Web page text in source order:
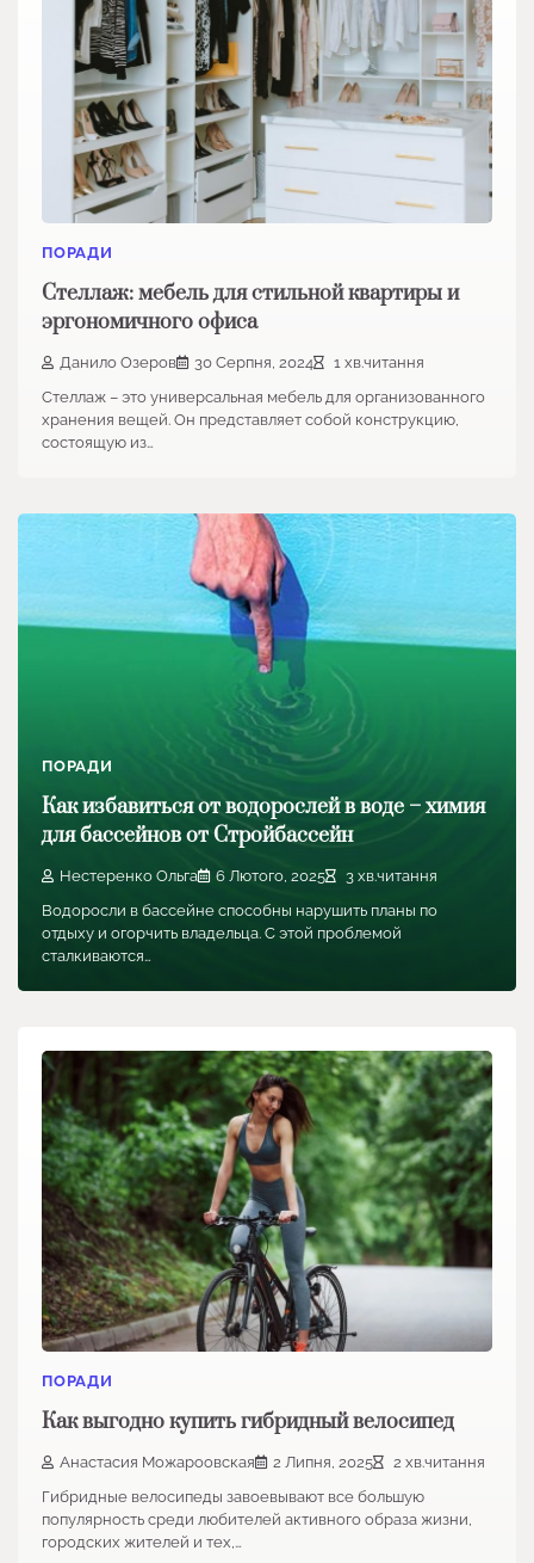
ПОРАДИ
Стеллаж: мебель для стильной квартиры и
эргономичного офиса
Данило Озеров 30 Серпня, 2024
1 хв.читання
Стеллаж – это универсальная мебель для организованного
хранения вещей. Он представляет собой конструкцию,
состоящую из…
ПОРАДИ
Как избавиться от водорослей в воде – химия
для бассейнов от Стройбассейн
Нестеренко Ольга 6 Лютого, 2025
3 хв.читання
Водоросли в бассейне способны нарушить планы по
отдыху и огорчить владельца. С этой проблемой
сталкиваются…
ПОРАДИ
Как выгодно купить гибридный велосипед
Анастасия Можароовская 2 Липня, 2025
2 хв.читання
Гибридные велосипеды завоевывают все большую
популярность среди любителей активного образа жизни,
городских жителей и тех,…